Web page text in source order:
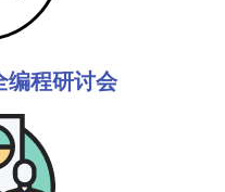
编程研讨会